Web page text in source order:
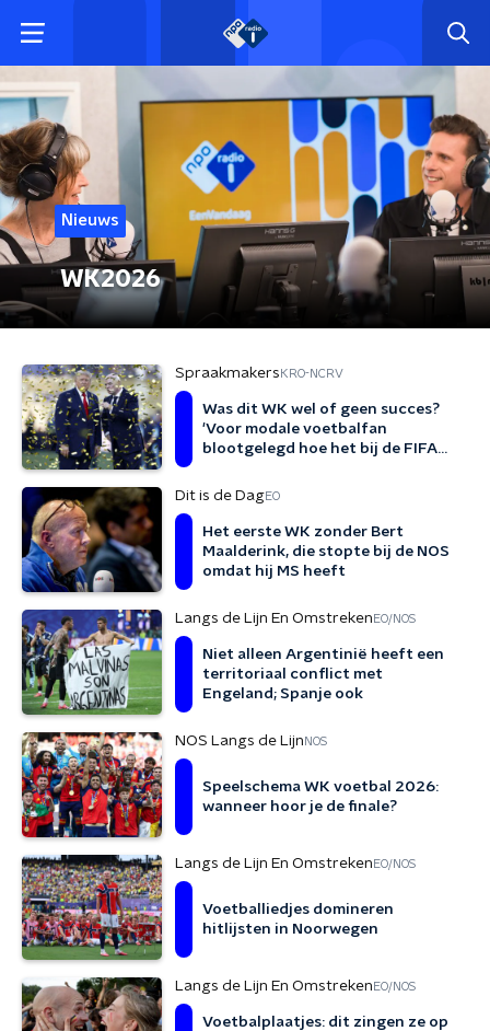
Nieuws
WK2026
Spraakmakers KRO-NCRV
Was dit WK wel of geen succes?
'Voor modale voetbalfan
blootgelegd hoe het bij de FIFA
Dit is de DagEO
Het eerste WK zonder Bert
Maalderink, die stopte bij de NOS
omdat hij MS heeft
Langs de Lijn En Omstreken EO/NOS
Niet alleen Argentinië heeft een
territoriaal conflict met
Engeland; Spanje ook
NOS Langs de Lijn NOS
Speelschema WK voetbal 2026:
wanneer hoor je de finale?
Langs de Lijn En Omstreken EO/NOS
Voetballiedjes domineren
hitlijsten in Noorwegen
Langs de Lijn En Omstreken EO/NOS
Voetbalplaatjes: dit zingen ze op